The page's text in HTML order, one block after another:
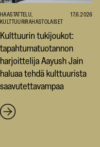
HAASTATTELU,
KULTTUURIRAHASTOLAISET
17.6.2026
Kulttuurin tukijoukot:
tapahtumatuotannon
harjoittelija Aayush Jain
haluaa tehdä kulttuurista
saavutettavampaa